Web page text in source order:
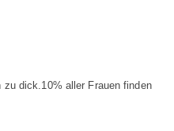
dick.10% aller Frauen finden